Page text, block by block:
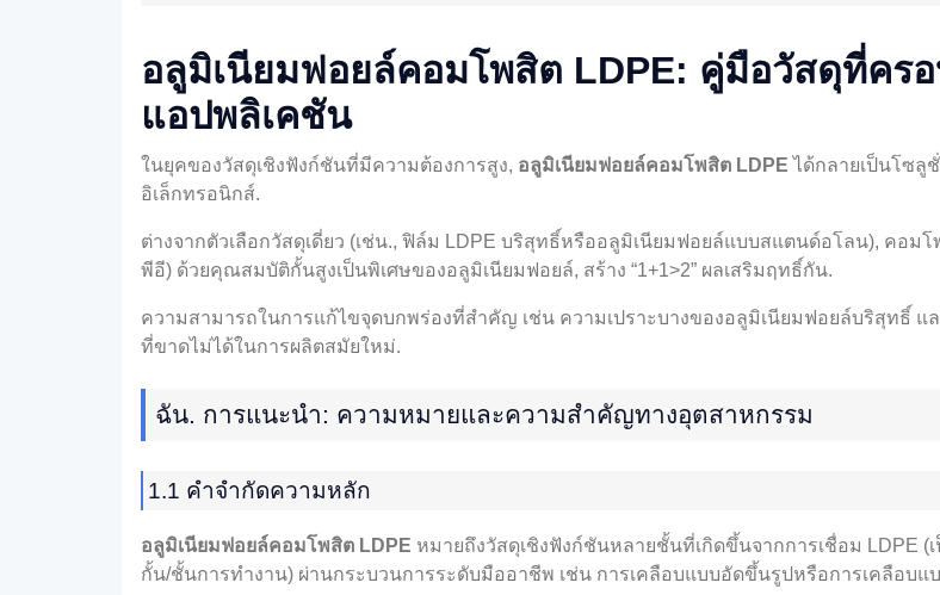
อลูมิเนียมฟอยล์คอมโพสิต LDPE: คู่มือวัสดุที่คร
แอปพลิเคชัน
ในยุคของวัสดุเชิงฟังก์ชันที่มีความต้องการสูง, อลูมิเนียมฟอยล์คอมโพสิต LDPE ได้กลายเป็นโซ
อิเล็กทรอนิกส์.
ต่างจากตัวเลือกวัสดุเดี่ยว (เช่น., ฟิล์ม LDPE บริสุทธิ์หรืออลูมิเนียมฟอยล์แบบสแตนด์อโลน), คอ
พีอี) ด้วยคุณสมบัติกั้นสูงเป็นพิเศษของอลูมิเนียมฟอยล์, สร้าง “1+1>2” ผลเสริมฤทธิ์กัน.
ความสามารถในการแก้ไขจุดบกพร่องที่สำคัญ เช่น ความเปราะบางของอลูมิเนียมฟอยล์บริสุทธิ์
ที่ขาดไม่ได้ในการผลิตสมัยใหม่.
ฉัน. การแนะนำ: ความหมายและความสำคัญทางอุตสาหกรรม
1.1 คำจำกัดความหลัก
อลูมิเนียมฟอยล์คอมโพสิต LDPE หมายถึงวัสดุเชิงฟังก์ชันหลายชั้นที่เกิดขึ้นจากการเชื่อม LDPE
กั้น/ชั้นการทำงาน) ผ่านกระบวนการระดับมืออาชีพ เช่น การเคลือบแบบอัดขึ้นรูปหรือการเคลือบแ